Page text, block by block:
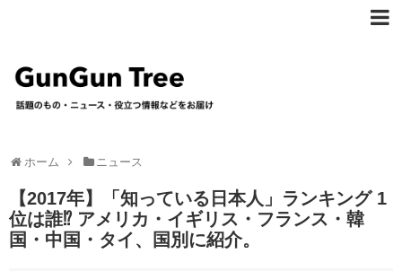
ホーム ニュース
【2017年】「知っている日本人」ランキング 1
位は誰⁉︎ アメリカ・イギリス・フランス・韓
国・中国・タイ、国別に紹介。